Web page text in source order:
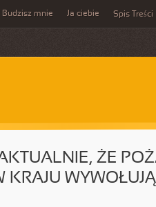
Budzisz mnie Ja ciebie Spis Treści
ŻE
KRAJU